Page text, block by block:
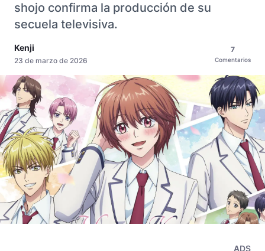
shojo confirma la producción de su
secuela televisiva.
Kenji
23 de marzo de 2026
7
Comentarios
ADS